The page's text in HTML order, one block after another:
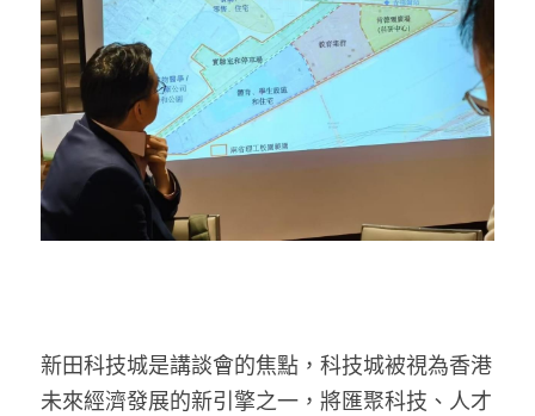
張美雄專欄
莊豪鋒專欄
香港科技專上書院｜專欄
新田科技城是講談會的焦點，科技城被視為香港
未來經濟發展的新引擎之一，將匯聚科技、人才